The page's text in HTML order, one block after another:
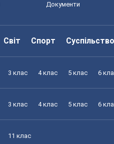
Документи
Світ Спорт Суспільство
3 клас 4 клас 5 клас 6
3 клас 4 клас 5 клас 6
11 клас